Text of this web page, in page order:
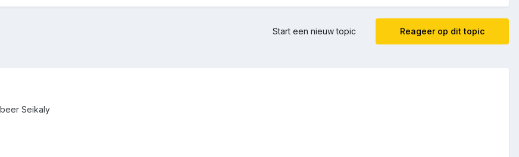
Reageer op dit topic
Start een nieuw topic
Seikaly